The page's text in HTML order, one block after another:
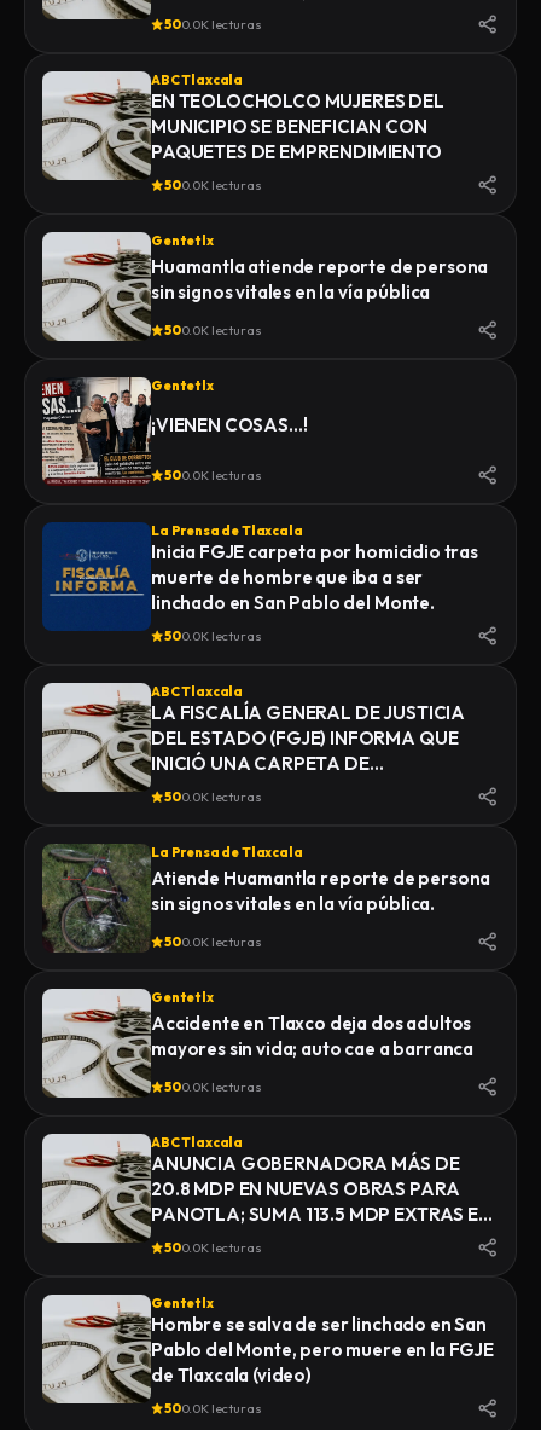
MONTE
500.0K lecturas
ABC Tlaxcala
EN TEOLOCHOLCO MUJERES DEL
MUNICIPIO SE BENEFICIAN CON
PAQUETES DE EMPRENDIMIENTO
500.0K lecturas
Gentetlx
Huamantla atiende reporte de persona
sin signos vitales en la vía pública
500.0K lecturas
Gentetlx
¡VIENEN COSAS…!
500.0K lecturas
La Prensa de Tlaxcala
Inicia FGJE carpeta por homicidio tras
muerte de hombre que iba a ser
linchado en San Pablo del Monte.
500.0K lecturas
ABC Tlaxcala
LA FISCALÍA GENERAL DE JUSTICIA
DEL ESTADO (FGJE) INFORMA QUE
INICIÓ UNA CARPETA DE
INVESTIGACIÓN POR EL DELITO DE
MIENTRAS ERA TRASLADADO POR
ELEMENTOS DE LA POLICÍA MUNICIPAL
DE SAN PABLO DEL MONTE AL
INSTITUTO DE CIENCIAS FORENSES
CERTIFICADO MÉDICO
CORRESPONDIENTE
500.0K lecturas
La Prensa de Tlaxcala
Atiende Huamantla reporte de persona
sin signos vitales en la vía pública.
500.0K lecturas
Gentetlx
Accidente en Tlaxco deja dos adultos
mayores sin vida; auto cae a barranca
500.0K lecturas
ABC Tlaxcala
ANUNCIA GOBERNADORA MÁS DE
20.8 MDP EN NUEVAS OBRAS PARA
PANOTLA; SUMA 113.5 MDP EXTRAS EN
INFRAESTRUCTURA
500.0K lecturas
Gentetlx
Hombre se salva de ser linchado en San
Pablo del Monte, pero muere en la FGJE
de Tlaxcala (video)
500.0K lecturas